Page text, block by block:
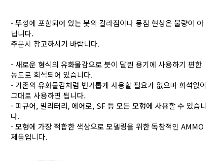
- 뚜껑에 포함되어 있는 붓의 갈라짐이나 뭉침 현상은 불량이 아
닙니다.
주문시 참고하시기 바랍니다.
- 새로운 형식의 유화물감으로 붓이 달린 용기에 사용하기 편한
농도로 희석되어 있습니다.
- 기존의 유화물감처럼 번거롭게 사용할 필요가 없으며 희석없이
그대로 사용하면 됩니다.
- 피규어, 밀리터리, 에어로, SF 등 모든 모형에 사용할 수 있습니
다.
- 모형에 가장 적합한 색상으로 모델링을 위한 독창적인 AMMO
제품입니다.